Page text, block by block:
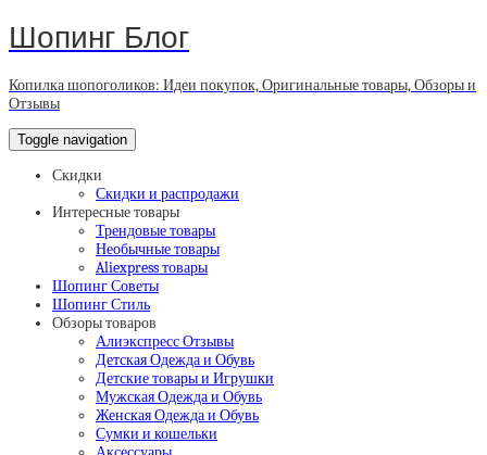
Шопинг Блог
Копилка шопоголиков: Идеи покупок, Оригинальные товары, Обзоры и
Отзывы
Toggle navigation
Скидки
Скидки и распродажи
Интересные товары
Трендовые товары
Необычные товары
Aliexpress товары
Шопинг Советы
Шопинг Стиль
Обзоры товаров
Алиэкспресс Отзывы
Детская Одежда и Обувь
Детские товары и Игрушки
Мужская Одежда и Обувь
Женская Одежда и Обувь
Сумки и кошельки